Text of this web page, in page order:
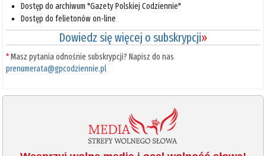
Dostęp do archiwum "Gazety Polskiej Codziennie"
Dostęp do felietonów on-line
Dowiedz się więcej o subskrypcji»
*Masz pytania odnośnie subskrypcji? Napisz do nas
prenumerata@gpcodziennie.pl